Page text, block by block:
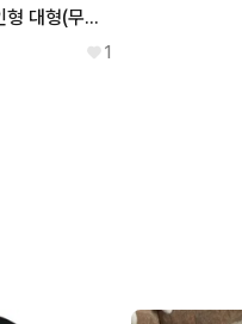
브라운 강아지 인형 대형(무료배송)
1